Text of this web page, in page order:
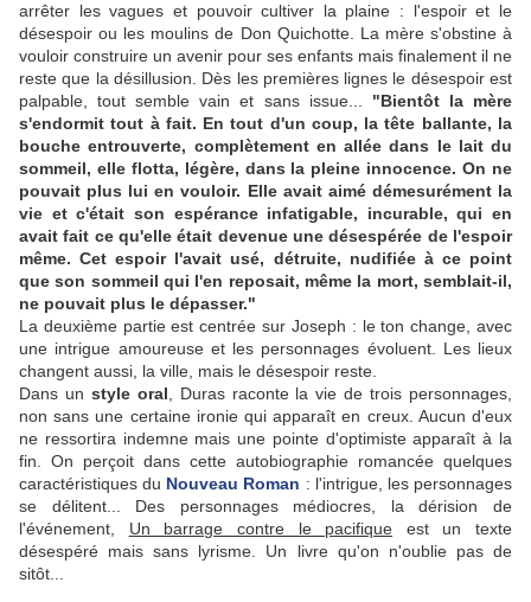
arrêter les vagues et pouvoir cultiver la plaine : l'espoir et le
désespoir ou les moulins de Don Quichotte. La mère s'obstine à
vouloir construire un avenir pour ses enfants mais finalement il ne
reste que la désillusion. Dès les premières lignes le désespoir est
palpable, tout semble vain et sans issue... "Bientôt la mère
s'endormit tout à fait. En tout d'un coup, la tête ballante, la
bouche entrouverte, complètement en allée dans le lait du
sommeil, elle flotta, légère, dans la pleine innocence. On ne
pouvait plus lui en vouloir. Elle avait aimé démesurément la
vie et c'était son espérance infatigable, incurable, qui en
avait fait ce qu'elle était devenue une désespérée de l'espoir
même. Cet espoir l'avait usé, détruite, nudifiée à ce point
que son sommeil qui l'en reposait, même la mort, semblait-il,
ne pouvait plus le dépasser."
La deuxième partie est centrée sur Joseph : le ton change, avec
une intrigue amoureuse et les personnages évoluent. Les lieux
changent aussi, la ville, mais le désespoir reste.
Dans un style oral , Duras raconte la vie de trois personnages,
non sans une certaine ironie qui apparaît en creux. Aucun d'eux
ne ressortira indemne mais une pointe d'optimiste apparaît à la
fin. On perçoit dans cette autobiographie romancée quelques
caractéristiques du Nouveau Roman : l'intrigue, les personnages
se délitent... Des personnages médiocres, la dérision de
l'événement, Un barrage contre le pacifique est un texte
désespéré mais sans lyrisme. Un livre qu'on n'oublie pas de
sitôt...